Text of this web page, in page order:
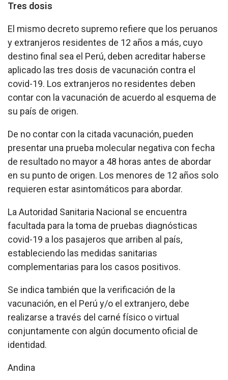
Tres dosis
El mismo decreto supremo refiere que los peruanos
y extranjeros residentes de 12 años a más, cuyo
destino final sea el Perú, deben acreditar haberse
aplicado las tres dosis de vacunación contra el
covid-19. Los extranjeros no residentes deben
contar con la vacunación de acuerdo al esquema de
su país de origen.
De no contar con la citada vacunación, pueden
presentar una prueba molecular negativa con fecha
de resultado no mayor a 48 horas antes de abordar
en su punto de origen. Los menores de 12 años solo
requieren estar asintomáticos para abordar.
La Autoridad Sanitaria Nacional se encuentra
facultada para la toma de pruebas diagnósticas
covid-19 a los pasajeros que arriben al país,
estableciendo las medidas sanitarias
complementarias para los casos positivos.
Se indica también que la verificación de la
vacunación, en el Perú y/o el extranjero, debe
realizarse a través del carné físico o virtual
conjuntamente con algún documento oficial de
identidad.
Andina